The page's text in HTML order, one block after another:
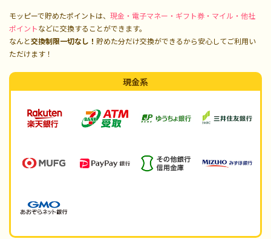
モッピーで貯めたポイントは、 現金・電子マネー・ギフト券・マイル・他社
ポイントなどに交換することができます。
なんと交換制限一切なし！ 貯めた分だけ交換ができるから安心してご利用い
ただけます！
現金系